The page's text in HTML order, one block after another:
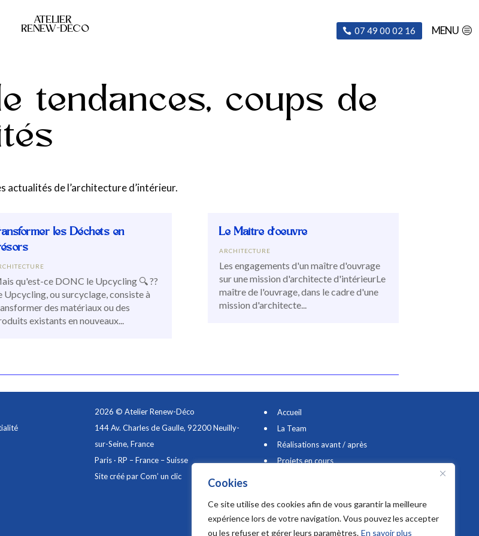
Cookies
Ce site utilise des cookies afin de vous garantir la meilleure
expérience lors de votre navigation. Vous pouvez les accepter
ou les refuser et gérer leurs paramètres. En savoir plus
ATELIER
RENEW-DÉCO
MENU
07 49 00 02 16
tendances, coups de
actualités de l’architecture d’intérieur.
les Déchets en
qu'est-ce DONC le Upcycling 🔍 ??
Upcycling, ou surcyclage, consiste à
des matériaux ou des
existants en nouveaux...
Le Maître d’oeuvre
ARCHITECTURE
Les engagements d'un maître d'ouvrage
sur une mission d'architecte d'intérieurLe
maître de l'ouvrage, dans le cadre d'une
mission d'architecte...
2026 © Atelier Renew-Déco
144 Av. Charles de Gaulle, 92200 Neuilly-
sur-Seine, France
Paris · RP – France – Suisse
Site créé par Com’ un clic
Accueil
La Team
Réalisations avant / après
Projets en cours
Contact & Avis clients